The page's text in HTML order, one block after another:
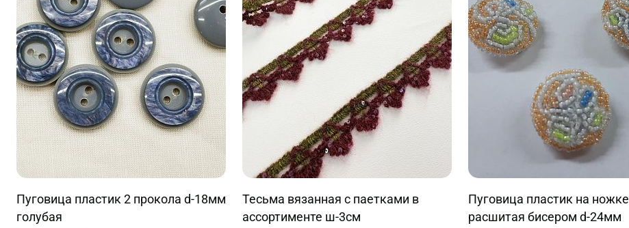
Пуговица пластик 2 прокола d-18мм
голубая
Тесьма вязанная с паетками в
ассортименте ш-3см
Пуговица пластик на ножке
расшитая бисером d-24мм